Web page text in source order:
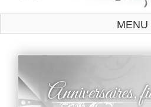
Anniversaires,